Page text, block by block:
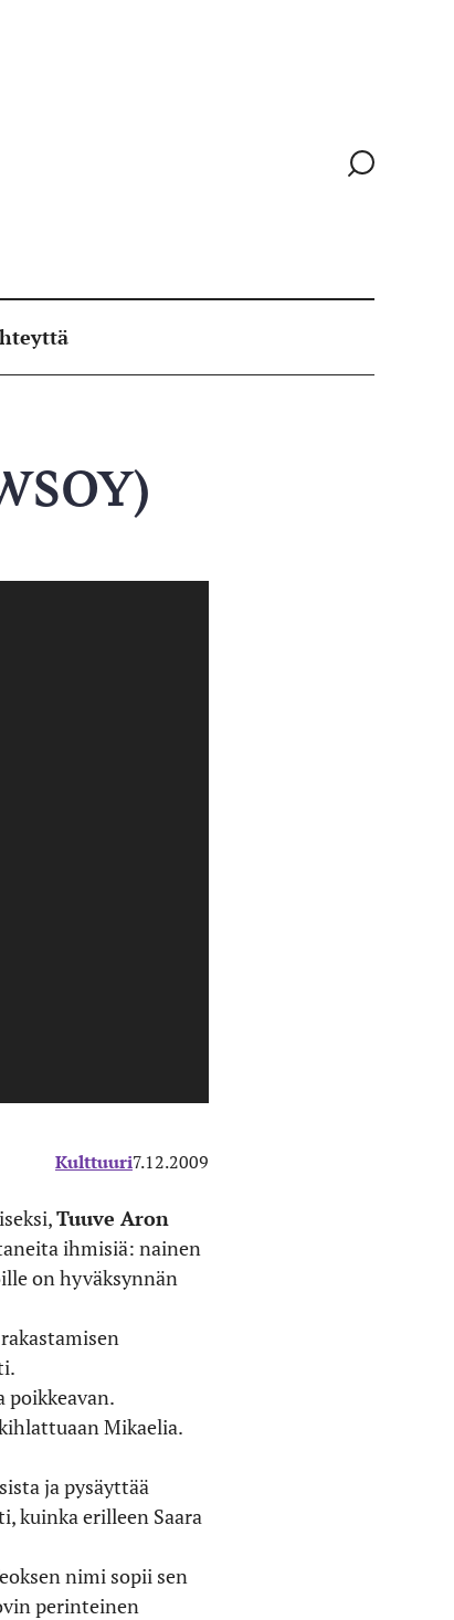
Siirry
Kulttuuri7.12.2009
Tuuve Aron
ihmisiä: nainen
on hyväksynnän
poikkeavan.
Mikaelia.
ja pysäyttää
kuinka erilleen Saara
nimi sopii sen
perinteinen